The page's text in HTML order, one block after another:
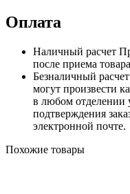
Оплата
Наличный расчет
после приема товара
Безналичный расчет
могут произвести
в любом отделении
подтверждения
электронной почте.
Похожие товары